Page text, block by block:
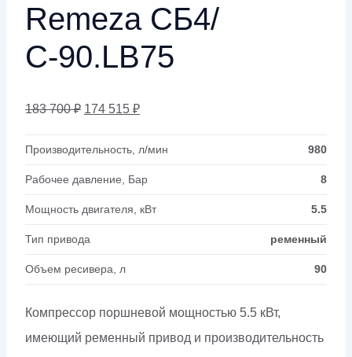
Remeza СБ4/
С-90.LB75
183 700₽ Первоначальная
составляла
183
700 ₽.
174 515 ₽Текущая
515 ₽.
Производительность, л/мин 980
Рабочее давление, Бар 8
Мощность двигателя, кВт 5.5
Тип привода ременный
Объем ресивера, л 90
Компрессор поршневой мощностью 5.5 кВт,
имеющий ременный привод и производительность